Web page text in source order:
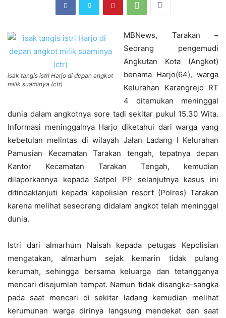
isak tangis istri Harjo di depan angkot
milik suaminya (ctr)
MBNews, Tarakan –
Seorang pengemudi
Angkutan Kota (Angkot)
benama Harjo(64), warga
Kelurahan Karangrejo RT
4 ditemukan meninggal
dunia dalam angkotnya sore tadi sekitar pukul 15.30 Wita.
Informasi meninggalnya Harjo diketahui dari warga yang
kebetulan melintas di wilayah Jalan Ladang I Kelurahan
Pamusian Kecamatan Tarakan tengah, tepatnya depan
Kantor Kecamatan Tarakan Tengah, kemudian
dilaporkannya kepada Satpol PP selanjutnya kasus ini
ditindaklanjuti kepada kepolisian resort (Polres) Tarakan
karena melihat seseorang didalam angkot telah meninggal
dunia.
Istri dari almarhum Naisah kepada petugas Kepolisian
mengatakan, almarhum sejak kemarin tidak pulang
kerumah, sehingga bersama keluarga dan tetangganya
mencari disejumlah tempat. Namun tidak disangka-sangka
pada saat mencari di sekitar ladang kemudian melihat
kerumunan warga dirinya langsung mendekat dan saat